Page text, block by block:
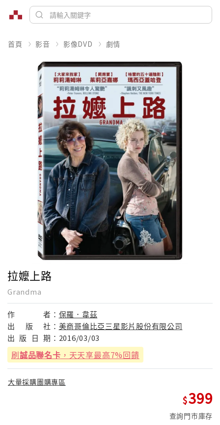
首頁 影音 影像DVD 劇情
拉嬤上路
Grandma
作 者： 保羅．韋茲
出
版 社： 美商哥倫比亞三星影片股份有限公司
出 版 日 期： 2016/03/03
刷誠品聯名卡 ，天天享最高7%回饋
大量採購團購專區
399
查詢門市庫存